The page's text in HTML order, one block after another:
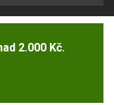
2.000 Kč.